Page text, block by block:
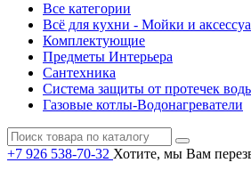
Все категории
Всё для кухни - Мойки и
Комплектующие
Предметы Интерьера
Сантехника
Система защиты от протечек
Газовые котлы-Водонагреватели
+7 926 538-70-32 Хотите, мы Вам